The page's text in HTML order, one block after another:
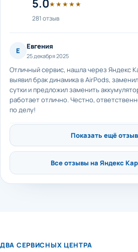
5.0★★★★★
281 отзыв
Е Евгения
25 декабря 2025
Отличный сервис, нашла через Яндекс
выявил брак динамика в AirPods,
сутки и предложил заменить
работает отлично. Честно,
по делу!
Показать ещё отзыв
Все отзывы на Яндекс
ДВА СЕРВИСНЫХ ЦЕНТРА